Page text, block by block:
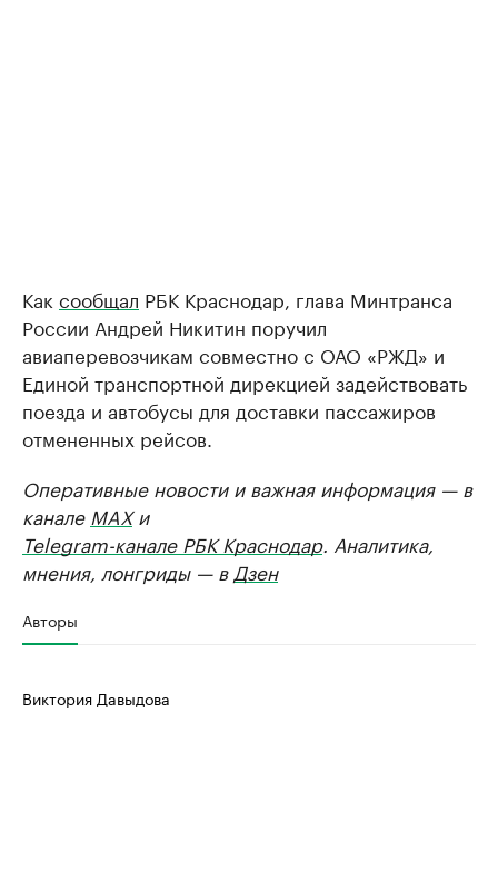
Как сообщал РБК Краснодар, глава Минтранса
России Андрей Никитин поручил
авиаперевозчикам совместно с ОАО «РЖД» и
Единой транспортной дирекцией задействовать
поезда и автобусы для доставки пассажиров
отмененных рейсов.
Оперативные новости и важная информация — в
канале MAXи
Telegram-канале РБК Краснодар. Аналитика,
мнения, лонгриды — в Дзен
Авторы
Виктория Давыдова